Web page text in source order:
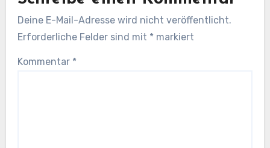
Deine E-Mail-Adresse wird nicht veröffentlicht.
Erforderliche Felder sind mit * markiert
Kommentar *